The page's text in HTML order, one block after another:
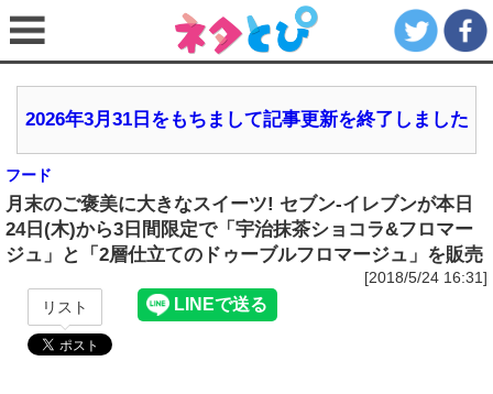
2026年3月31日をもちまして記事更新を終了しました
フード
月末のご褒美に大きなスイーツ! セブン‐イレブンが本日
24日(木)から3日間限定で「宇治抹茶ショコラ&フロマー
ジュ」と「2層仕立てのドゥーブルフロマージュ」を販売
[2018/5/24 16:31]
リスト